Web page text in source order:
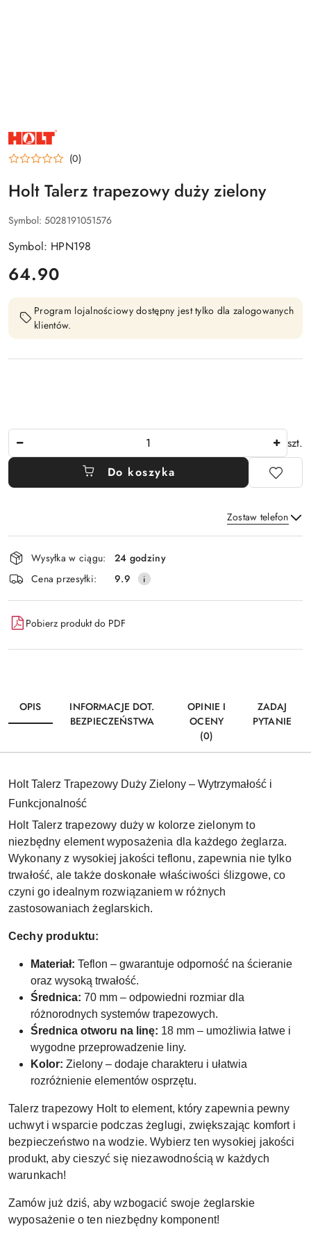
NAZWA
PRODUCENTA:
HOLT (0)
Holt Talerz trapezowy duży zielony
Symbol: 5028191051576
Symbol: HPN198
cena:
64.90
Program lojalnościowy dostępny jest tylko dla zalogowanych
klientów.
szt.
Do koszyka
Zostaw telefon
Wyślij
Dostępność
i
dostawa
Wysyłka w ciągu:
24 godziny
Cena przesyłki:
9.9
Pobierz produkt do PDF
OPIS
INFORMACJE DOT.
BEZPIECZEŃSTWA
OPINIE I
OCENY
(0)
ZADAJ
PYTANIE
Holt Talerz Trapezowy Duży Zielony – Wytrzymałość i
Funkcjonalność
Holt Talerz trapezowy duży w kolorze zielonym to
niezbędny element wyposażenia dla każdego żeglarza.
Wykonany z wysokiej jakości teflonu, zapewnia nie tylko
trwałość, ale także doskonałe właściwości ślizgowe, co
czyni go idealnym rozwiązaniem w różnych
zastosowaniach żeglarskich.
Cechy produktu:
Materiał: Teflon – gwarantuje odporność na ścieranie
oraz wysoką trwałość.
Średnica: 70 mm – odpowiedni rozmiar dla
różnorodnych systemów trapezowych.
Średnica otworu na linę: 18 mm – umożliwia łatwe i
wygodne przeprowadzenie liny.
Kolor: Zielony – dodaje charakteru i ułatwia
rozróżnienie elementów osprzętu.
Talerz trapezowy Holt to element, który zapewnia pewny
uchwyt i wsparcie podczas żeglugi, zwiększając komfort i
bezpieczeństwo na wodzie. Wybierz ten wysokiej jakości
produkt, aby cieszyć się niezawodnością w każdych
warunkach!
Zamów już dziś, aby wzbogacić swoje żeglarskie
wyposażenie o ten niezbędny komponent!